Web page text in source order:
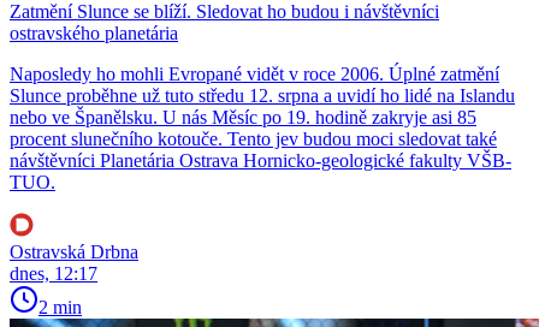
Zatmění Slunce se blíží. Sledovat ho budou i návštěvníci
ostravského planetária
Naposledy ho mohli Evropané vidět v roce 2006. Úplné zatmění
Slunce proběhne už tuto středu 12. srpna a uvidí ho lidé na Islandu
nebo ve Španělsku. U nás Měsíc po 19. hodině zakryje asi 85
procent slunečního kotouče. Tento jev budou moci sledovat také
návštěvníci Planetária Ostrava Hornicko-geologické fakulty VŠB-
TUO.
Ostravská Drbna
dnes, 12:17
2 min